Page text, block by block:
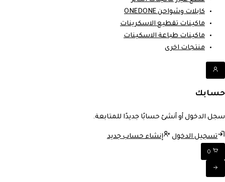
كابلات وشواحن ONEDONE
ماكينات تقطيع الاسكرينات
ماكينات طباعة الاسكينات
منتجات اخرى
حسابك
سجل الدخول أو أنشئ حسابًا جديدًا للمتابعة.
تسجيل الدخول إنشاء حساب جديد
0